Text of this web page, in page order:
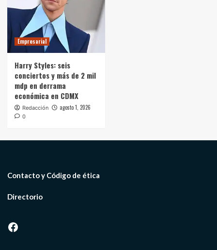
Empresarial
Harry Styles: seis
conciertos y más de 2 mil
mdp en derrama
económica en CDMX
Redacción agosto 1, 2026
0
Contacto y Código de ética
Directorio
Facebook